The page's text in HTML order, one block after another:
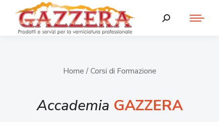
Home / Corsi di Formazione
Accademia GAZZERA